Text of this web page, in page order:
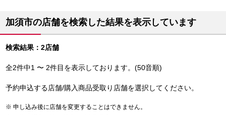
加須市の店舗を検索した結果を表示しています
検索結果：2店舗
全2件中1 〜 2件目を表示しております。(50音順)
予約申込する店舗/購入商品受取り店舗を選択してください。
申し込み後に店舗を変更することはできません。